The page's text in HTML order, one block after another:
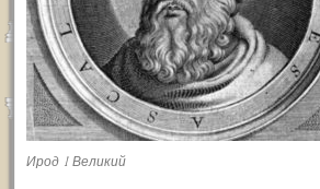
Ирод I Великий